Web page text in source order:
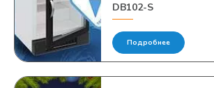
DВ102-S
Подробнее